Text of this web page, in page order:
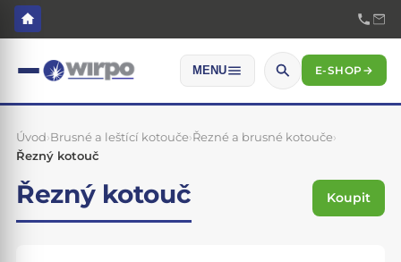
MENU E-SHOP→
Úvod›Brusné a leštící kotouče›Řezné a brusné kotouče›
Řezný kotouč
Řezný kotouč Koupit